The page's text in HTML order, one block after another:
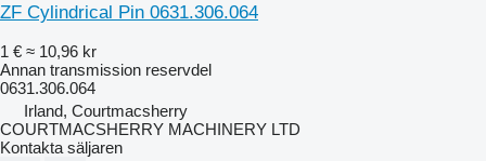
ZF Cylindrical Pin 0631.306.064
1 € ≈ 10,96 kr
Annan transmission reservdel
0631.306.064
Irland, Courtmacsherry
COURTMACSHERRY MACHINERY LTD
Kontakta säljaren